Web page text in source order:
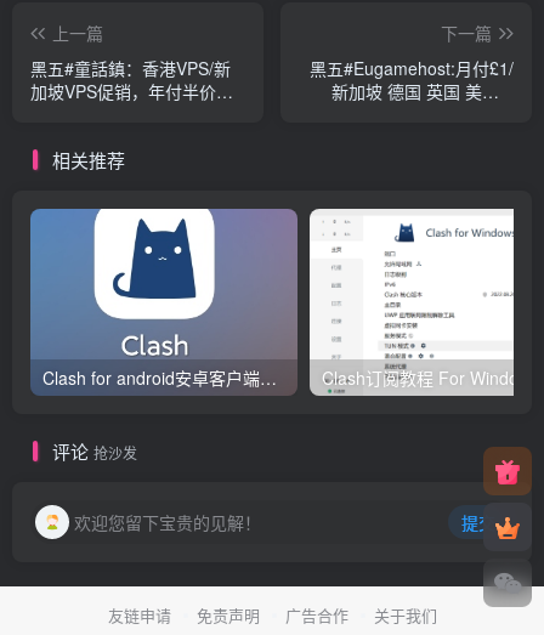
上一篇
黑五#童話鎮：香港VPS/新
加坡VPS促销，年付半价循
路
下一篇
黑五#Eugamehost:月付£1/
新加坡 德国 英国 美国/1
相关推荐
Clash for android安卓客户端保姆级新手使用教程
评论 抢沙发
欢迎您留下宝贵的见解！ 提交
友链申请 免责声明 广告合作 关于我们